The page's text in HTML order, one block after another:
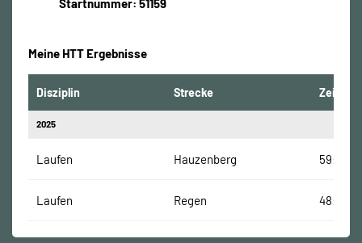
Startnummer: 51159
Meine HTT Ergebnisse
Disziplin Strecke Zeit
2025
Laufen Hauzenberg 59:04
Laufen Regen 48:37